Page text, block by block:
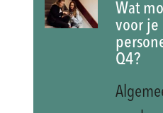
Wat
voor je
Q4?